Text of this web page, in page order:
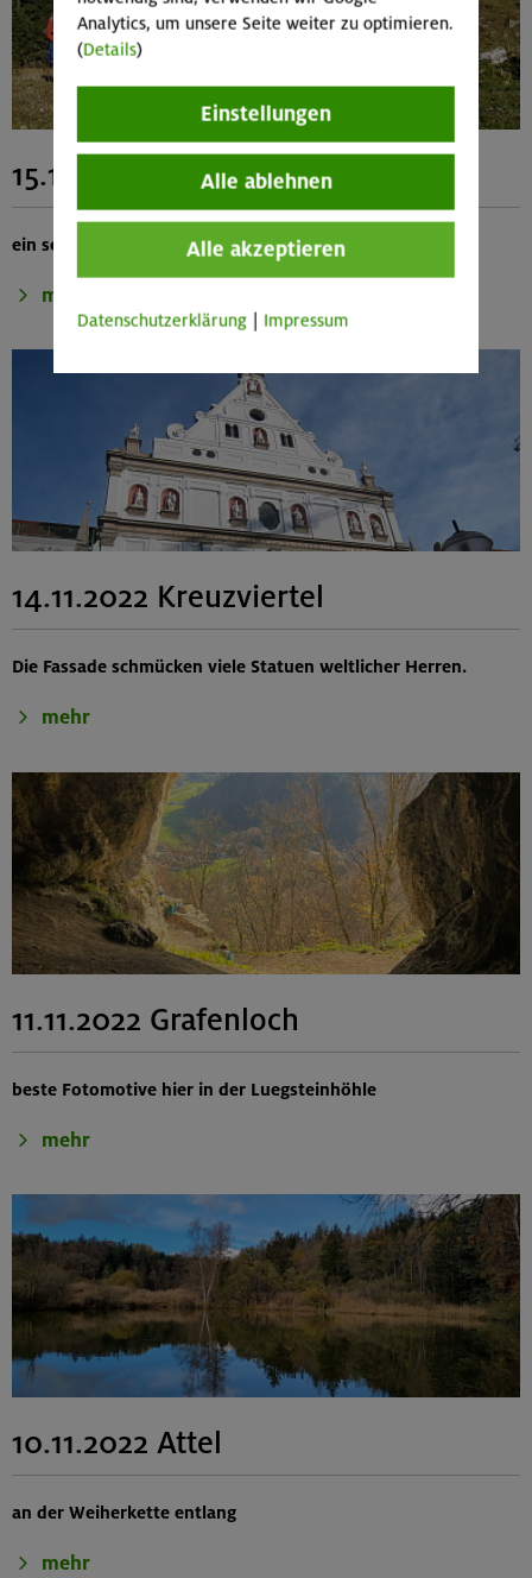
15.11.2022 Lahnenkopf
ein selten begangener Gipfel
mehr
14.11.2022 Kreuzviertel
Die Fassade schmücken viele Statuen weltlicher Herren.
mehr
11.11.2022 Grafenloch
beste Fotomotive hier in der Luegsteinhöhle
mehr
10.11.2022 Attel
an der Weiherkette entlang
mehr
Analytics, um unsere Seite weiter zu optimieren.
(Details)
Einstellungen
Alle ablehnen
Alle akzeptieren
Datenschutzerklärung Impressum